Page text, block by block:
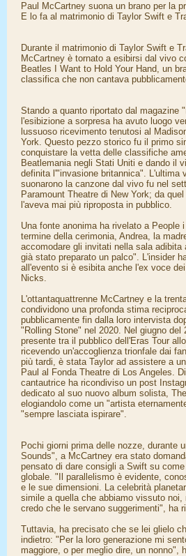
Paul McCartney suona un brano per la
E lo fa al matrimonio di Taylor Swift e
Durante il matrimonio di Taylor Swift e
McCartney è tornato a esibirsi dal vivo
Beatles I Want to Hold Your Hand, un
classifica che non cantava
Stando a quanto riportato dal magazine
l'esibizione a sorpresa ha avuto luogo
lussuoso ricevimento tenutosi al
York. Questo pezzo storico fu il primo
conquistare la vetta delle classifiche
Beatlemania negli Stati Uniti e dando il
definita l'"invasione britannica". L'ultima
suonarono la canzone dal vivo fu nel
Paramount Theatre di New York; da
l'aveva mai più riproposta in pubblico.
Una fonte anonima ha rivelato a People
termine della cerimonia, Andrea, la
accomodare gli invitati nella sala adibita
già stato preparato un palco". L'insider
all'evento si è esibita anche l'ex voce
Nicks.
L'ottantaquattrenne McCartney e la
condividono una profonda stima
pubblicamente fin dalla loro intervista
"Rolling Stone" nel 2020. Nel giugno del
presente tra il pubblico dell'Eras Tour
ricevendo un'accoglienza trionfale dai
più tardi, è stata Taylor ad assistere a
Paul al Fonda Theatre di Los Angeles.
cantautrice ha ricondiviso un post
dedicato al suo nuovo album solista,
elogiandolo come un "artista
"sempre lasciata ispirare".
Pochi giorni prima delle nozze, durante
Sounds", a McCartney era stato
pensato di dare consigli a Swift su
globale. "Il parallelismo è evidente,
e le sue dimensioni. La celebrità
simile a quella che abbiamo vissuto noi,
credo che le servano suggerimenti", ha
Tuttavia, ha precisato che se lei glielo
indietro: "Per la loro generazione mi
maggiore, o per meglio dire, un nonno",